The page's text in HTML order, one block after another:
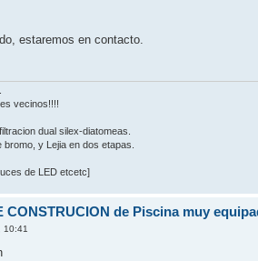
estaremos en contacto.
vecinos!!!!
dual silex-diatomeas.
y Lejia en dos etapas.
de LED etcetc]
CONSTRUCION de Piscina muy
10:41